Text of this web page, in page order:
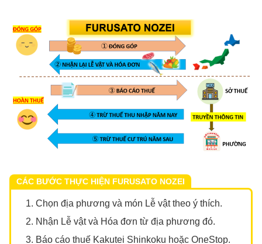
CÁC BƯỚC THỰC HIỆN FURUSATO NOZEI
Chọn địa phương và món Lễ vật theo ý thích.
Nhận Lễ vật và Hóa đơn từ địa phương đó.
Báo cáo thuế Kakutei Shinkoku hoặc OneStop.